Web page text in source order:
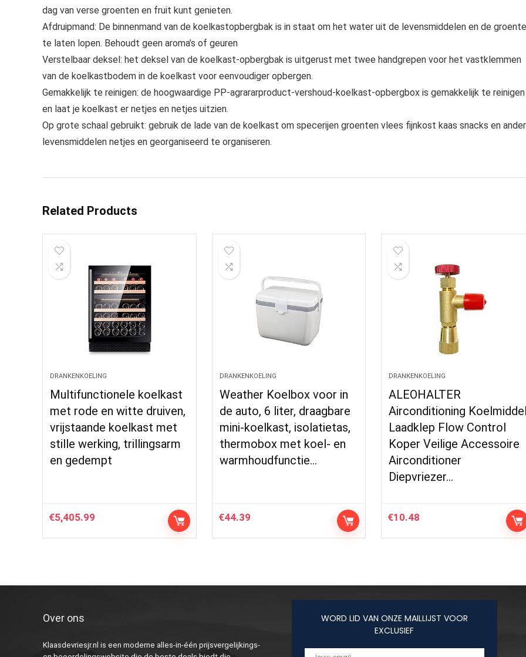
dag van verse groenten en fruit kunt genieten.
Afdruipmand: De binnenmand van de koelkastopbergbak is in staat om het water uit de levensmiddelen en de
te laten lopen. Behoudt geen aroma’s of geuren
Verstelbaar deksel: het deksel van de koelkast-opbergbak is uitgerust met twee handgrepen voor het vastklemmen
van de koelkastbodem in de koelkast voor eenvoudiger opbergen.
Gemakkelijk te reinigen: de hoogwaardige PP-agrararproduct-vershoud-koelkast-opbergbox is gemakkelijk te reinigen
en laat je koelkast er netjes en netjes uitzien.
Op grote schaal gebruikt: gebruik de lade van de koelkast om specerijen groenten vlees fijnkost kaas snacks en
levensmiddelen netjes en georganiseerd te organiseren.
Related Products
DRANKENKOELING
Multifunctionele koelkast
met rode en witte druiven,
vrijstaande koelkast met
stille werking, trillingsarm
en gedempt
€5,405.99
DRANKENKOELING
Weather Koelbox voor in
de auto, 6 liter, draagbare
mini-koelkast, isolatietas,
thermobox met koel- en
warmhoudfunctie…
€44.39
DRANKENKOELING
ALEOHALTER
Airconditioning Koelmiddel
Laadklep Flow Control
Koper Veilige Accessoire
Airconditioner
Diepvriezer…
€10.48
Over ons
Klaasdevriesjr.nl is een moderne alles-in-één prijsvergelijkings-
WORD LID VAN ONZE MAILLIJST VOOR
EXCLUSIEF